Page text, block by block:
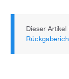
Dieser